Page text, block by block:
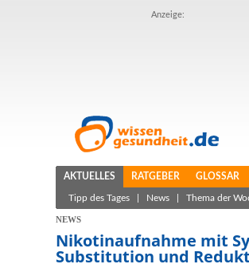
Anzeige:
AKTUELLES RATGEBER GLOSSAR
Tipp des Tages News Thema der
NEWS
Nikotinaufnahme mit
Substitution und